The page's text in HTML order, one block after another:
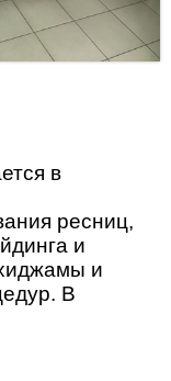
в
ресниц,
и
и
В